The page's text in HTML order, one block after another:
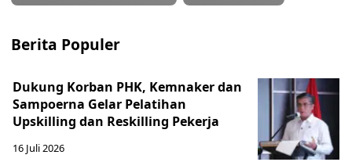
Berita Populer
Dukung Korban PHK, Kemnaker dan
Sampoerna Gelar Pelatihan
Upskilling dan Reskilling Pekerja
16 Juli 2026